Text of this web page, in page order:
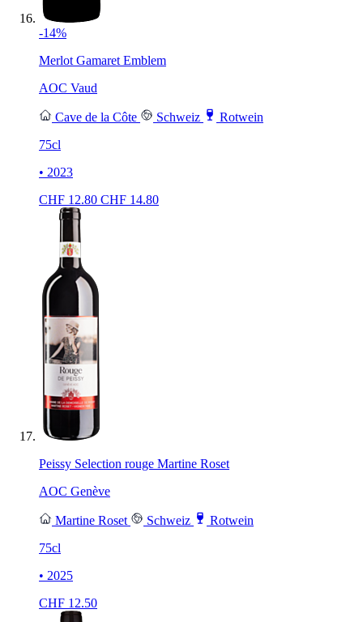
-14%
Merlot Gamaret Emblem
AOC Vaud
Cave de la Côte Schweiz
Rotwein
75cl
• 2023
CHF 12.80 CHF 14.80
Peissy Selection rouge Martine Roset
AOC Genève
Martine Roset Schweiz
Rotwein
75cl
• 2025
CHF 12.50